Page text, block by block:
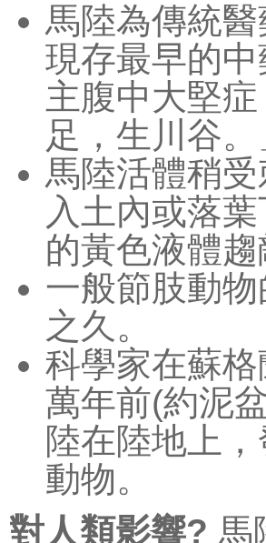
馬陸為傳統
現存最早的
主腹中大堅
足，生川谷
馬陸活體稍
入土內或落
的黃色液體趨
一般節肢動
之久。
科學家在蘇
萬年前(約泥
陸在陸地上
動物。
對人類影響? 馬